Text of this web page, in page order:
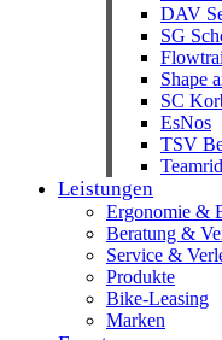
DAV
SG
Shape
SC
EsNos
TSV
Leistungen
Ergonomie &
Beratung &
Service &
Produkte
Bike-Leasing
Marken